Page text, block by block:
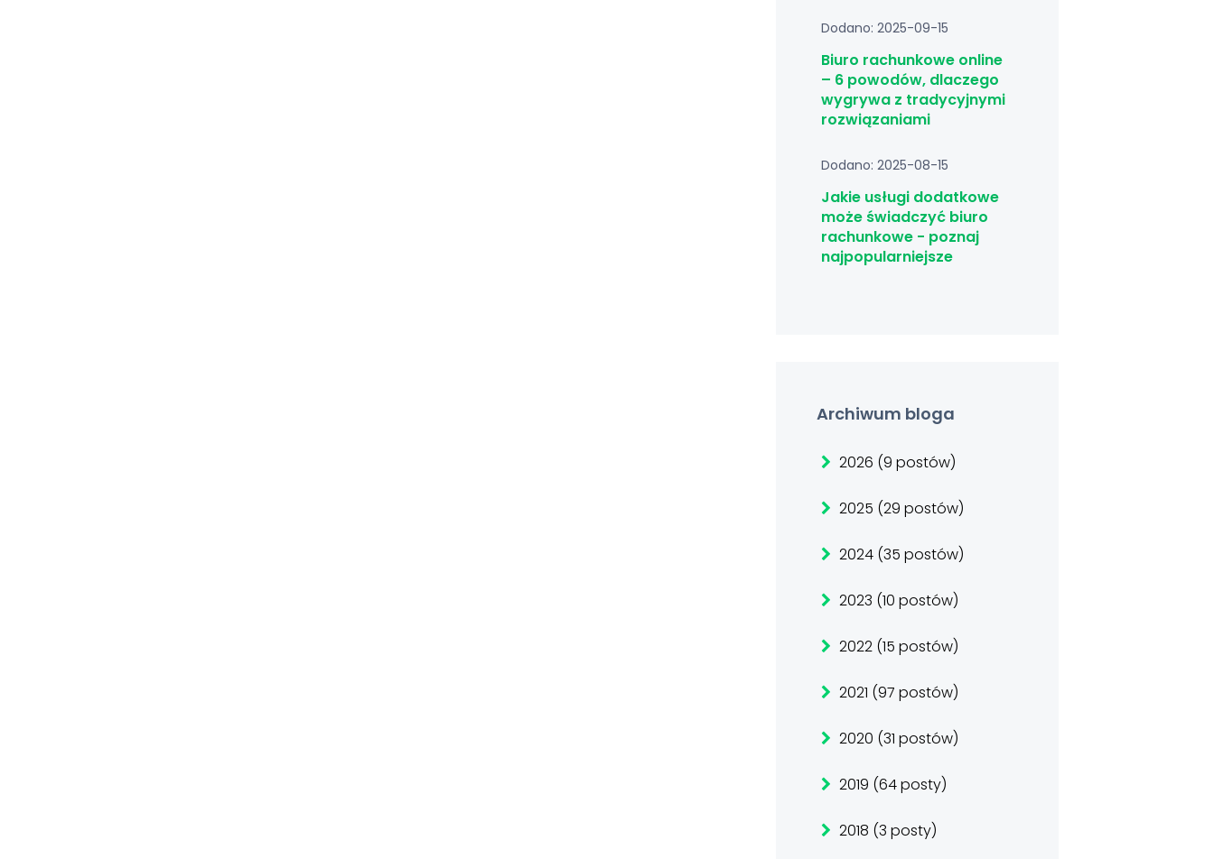
Dodano: 2025-09-15
Biuro rachunkowe online
– 6 powodów, dlaczego
wygrywa z tradycyjnymi
rozwiązaniami
Dodano: 2025-08-15
Jakie usługi dodatkowe
może świadczyć biuro
rachunkowe - poznaj
najpopularniejsze
Archiwum bloga
2026 (9 postów)
2025 (29 postów)
2024 (35 postów)
2023 (10 postów)
2022 (15 postów)
2021 (97 postów)
2020 (31 postów)
2019 (64 posty)
2018 (3 posty)